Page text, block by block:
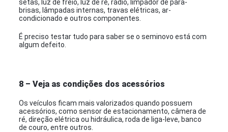
setas, luz de freio, luz de ré, rádio, limpador de pára-
brisas, lâmpadas internas, travas elétricas, ar-
condicionado e outros componentes.
É preciso testar tudo para saber se o seminovo está com
algum defeito.
8 – Veja as condições dos acessórios
Os veículos ficam mais valorizados quando possuem
acessórios, como sensor de estacionamento, câmera de
ré, direção elétrica ou hidráulica, roda de liga-leve, banco
de couro, entre outros.